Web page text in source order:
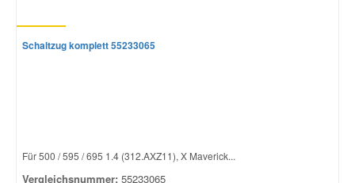
Schaltzug komplett 55233065
Für 500 / 595 / 695 1.4 (312.AXZ11), X Maverick...
Vergleichsnummer: 55233065